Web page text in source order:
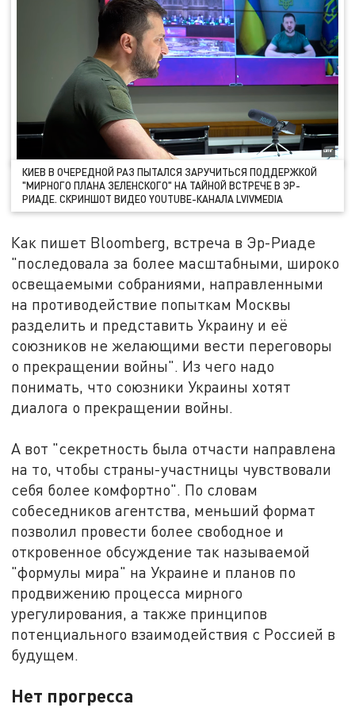
КИЕВ В ОЧЕРЕДНОЙ РАЗ ПЫТАЛСЯ ЗАРУЧИТЬСЯ ПОДДЕРЖКОЙ
"МИРНОГО ПЛАНА ЗЕЛЕНСКОГО" НА ТАЙНОЙ ВСТРЕЧЕ В ЭР-
РИАДЕ. СКРИНШОТ ВИДЕО YOUTUBE-КАНАЛА LVIVMEDIA
Как пишет Bloomberg, встреча в Эр-Риаде
"последовала за более масштабными, широко
освещаемыми собраниями, направленными
на противодействие попыткам Москвы
разделить и представить Украину и её
союзников не желающими вести переговоры
о прекращении войны". Из чего надо
понимать, что союзники Украины хотят
диалога о прекращении войны.
А вот "секретность была отчасти направлена
на то, чтобы страны-участницы чувствовали
себя более комфортно". По словам
собеседников агентства, меньший формат
позволил провести более свободное и
откровенное обсуждение так называемой
"формулы мира" на Украине и планов по
продвижению процесса мирного
урегулирования, а также принципов
потенциального взаимодействия с Россией в
будущем.
Нет прогресса